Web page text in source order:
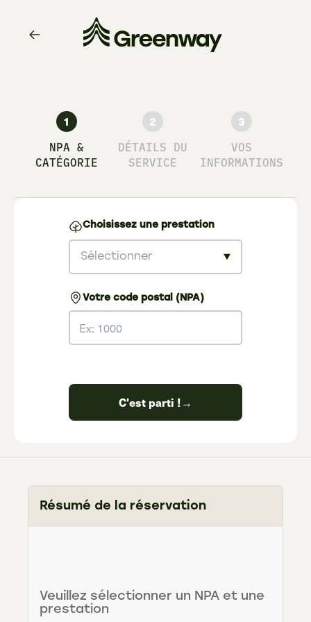
1
NPA &
CATÉGORIE
2
DÉTAILS DU
SERVICE
3
VOS
INFORMATIONS
Choisissez une prestation
Sélectionner
Votre code postal (NPA)
C'est parti !→
Résumé de la réservation
Veuillez sélectionner un NPA et une
prestation